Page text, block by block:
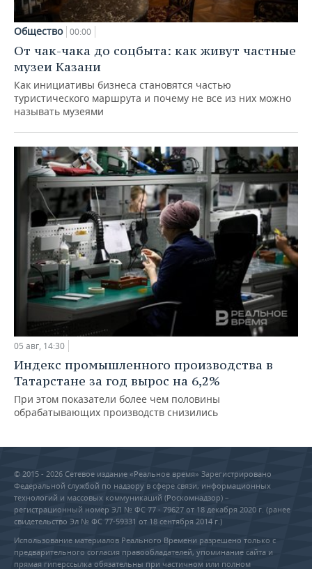
Общество 00:00
От чак-чака до соцбыта: как живут частные
музеи Казани
Как инициативы бизнеса становятся частью
туристического маршрута и почему не все из них можно
называть музеями
05 авг, 14:30
Индекс промышленного производства в
Татарстане за год вырос на 6,2%
При этом показатели более чем половины
обрабатывающих производств снизились
© 2015 - 2026 Сетевое издание «Реальное время» Зарегистрировано
Федеральной службой по надзору в сфере связи, информационных
технологий и массовых коммуникаций (Роскомнадзор) –
регистрационный номер ЭЛ № ФС 77 - 79627 от 18 декабря 2020 г. (ранее
свидетельство Эл № ФС 77-59331 от 18 сентября 2014 г.)
Использование материалов Реального Времени разрешено только с
предварительного согласия правообладателей, упоминание сайта и
прямая гиперссылка обязательны при частичном или полном